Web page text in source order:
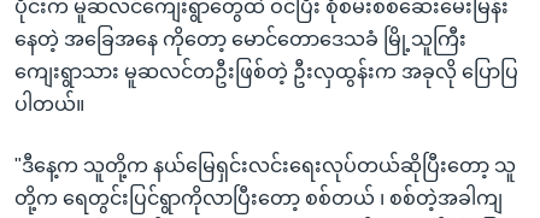
ပိုင်းက မူဆလင်ကျေးရွာတွေထဲ ဝင်ပြီး စုံစမ်းစစ်ဆေးမေးမြန်း
နေတဲ့ အခြေအနေ ကိုတော့ မောင်တောဒေသခံ မြို့သူကြီး
ကျေးရွာသား မူဆလင်တဦးဖြစ်တဲ့ ဦးလှထွန်းက အခုလို ပြောပြ
ပါတယ်။
"ဒီနေ့က သူတို့က နယ်မြေရှင်းလင်းရေးလုပ်တယ်ဆိုပြီးတော့ သူ
တို့က ရေတွင်းပြင်ရွာကိုလာပြီးတော့ စစ်တယ် ၊ စစ်တဲ့အခါကျ